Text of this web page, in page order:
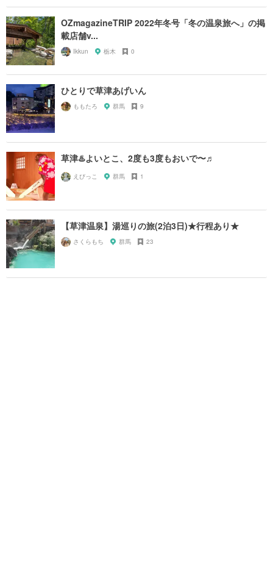
OZmagazineTRIP 2022年冬号「冬の温泉旅へ」の掲
載店舗v...
Ikkun 栃木 0
ひとりで草津あげいん
ももたろ 群馬 9
草津♨️よいとこ、2度も3度もおいで〜♬
えびっこ 群馬 1
【草津温泉】湯巡りの旅(2泊3日)★行程あり★
さくらもち 群馬 23